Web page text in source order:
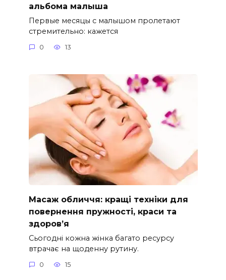
альбома малыша
Первые месяцы с малышом пролетают
стремительно: кажется
0 13
Масаж обличчя: кращі техніки для
повернення пружності, краси та
здоров’я
Сьогодні кожна жінка багато ресурсу
втрачає на щоденну рутину.
0 15